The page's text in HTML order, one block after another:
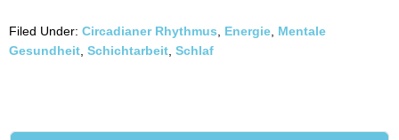
Filed Under: Circadianer Rhythmus Energie Mentale
Gesundheit Schichtarbeit Schlaf